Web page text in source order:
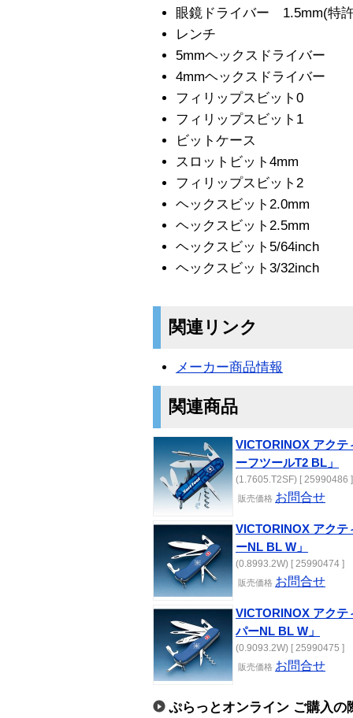
眼鏡ドライバー 1.5mm(特
レンチ
5mmヘックスドライバー
4mmヘックスドライバー
フィリップスビット0
フィリップスビット1
ビットケース
スロットビット4mm
フィリップスビット2
ヘックスビット2.0mm
ヘックスビット2.5mm
ヘックスビット5/64inch
ヘックスビット3/32inch
関連リンク
メーカー商品情報
関連商品
VICTORINOX アクテ
ーフツールT2 BL」
(1.7605.T2SF) [ 25990486 ]
販売価格 お問合せ
VICTORINOX アクテ
ーNL BL W」
(0.8993.2W) [ 25990474 ]
販売価格 お問合せ
VICTORINOX アクテ
パーNL BL W」
(0.9093.2W) [ 25990475 ]
販売価格 お問合せ
ぷらっとオンライン ご購入の